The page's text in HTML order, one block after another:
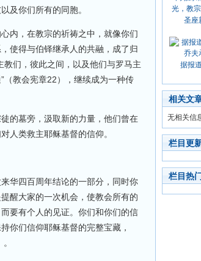
及你们所有的同胞。
内，在教宗的祈祷之中，就像你们
使得与伯铎继承人的共融，成了归
教们，彼此之间，以及他们与罗马主
（教会宪章22），继续成为一种传
的墓旁，汲取新的力量，他们曾在
人类救主耶稣基督的信仰。
华四百周年结论的一部分，同时你
醒大家的一次机会，使教会所有的
要有个人的见证。你们和你们的信
你们信仰耶稣基督的完整宝藏，
圣座
据报
相关文
无相关信
栏目更
栏目热